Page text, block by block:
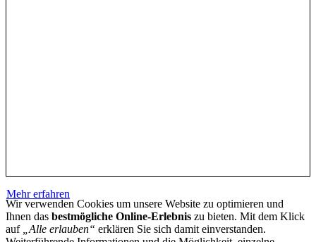
Mehr erfahren
Wir verwenden Cookies um unsere Website zu optimieren und
Ihnen das bestmögliche Online-Erlebnis zu bieten. Mit dem Klick
auf
„Alle erlauben“ erklären Sie sich damit einverstanden.